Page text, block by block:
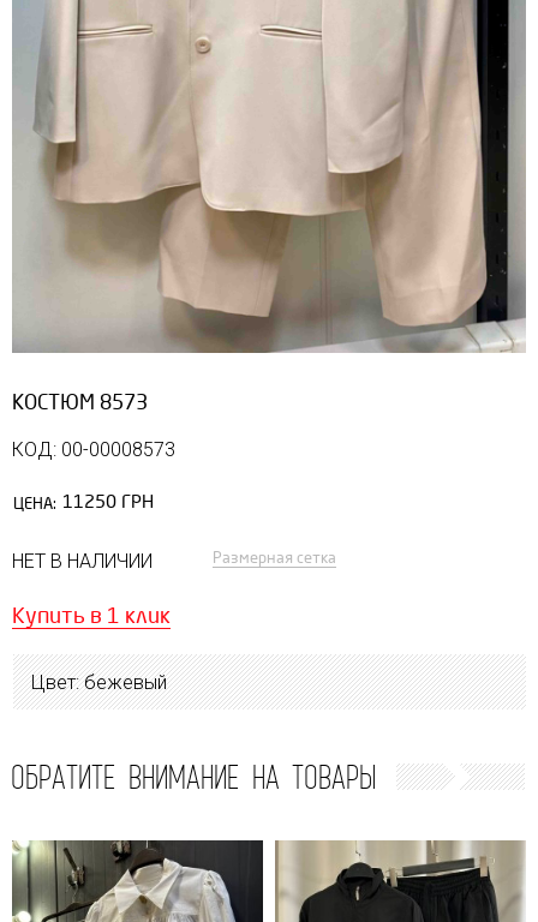
КОСТЮМ 8573
КОД: 00-00008573
ЦЕНА: 11250 ГРН
НЕТ В НАЛИЧИИ Размерная сетка
Купить в 1 клик
Цвет: бежевый
ОБРАТИТЕ ВНИМАНИЕ НА ТОВАРЫ